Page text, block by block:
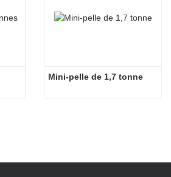
Mini-pelle de 1,7 tonne